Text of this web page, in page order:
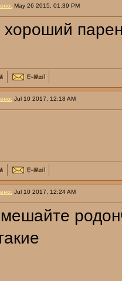
May 26 2015, 01:39 PM
Jul 10 2017, 12:18 AM
Jul 10 2017, 12:24 AM